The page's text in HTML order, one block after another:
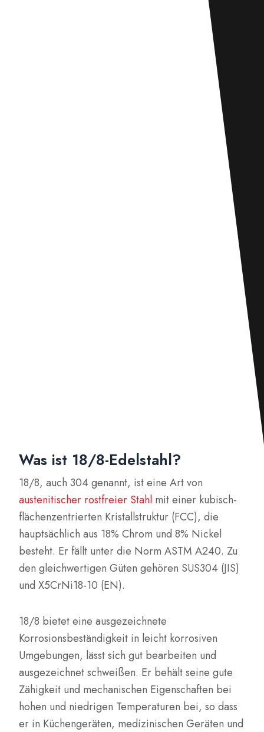
Was ist 18/8-Edelstahl?
18/8, auch 304 genannt, ist eine Art von
austenitischer rostfreier Stahl mit einer kubisch-
flächenzentrierten Kristallstruktur (FCC), die
hauptsächlich aus 18% Chrom und 8% Nickel
besteht. Er fällt unter die Norm ASTM A240. Zu
den gleichwertigen Güten gehören SUS304 (JIS)
und X5CrNi18-10 (EN).
18/8 bietet eine ausgezeichnete
Korrosionsbeständigkeit in leicht korrosiven
Umgebungen, lässt sich gut bearbeiten und
ausgezeichnet schweißen. Er behält seine gute
Zähigkeit und mechanischen Eigenschaften bei
hohen und niedrigen Temperaturen bei, so dass
er in Küchengeräten, medizinischen Geräten und